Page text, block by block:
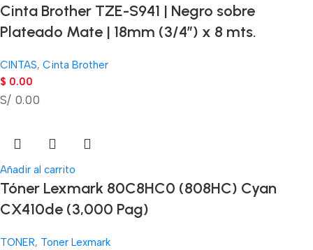
Cinta Brother TZE-S941 | Negro sobre
Plateado Mate | 18mm (3/4″) x 8 mts.
CINTAS, Cinta Brother
$ 0.00
S/ 0.00
Añadir al carrito
Tóner Lexmark 80C8HC0 (808HC) Cyan
CX410de (3,000 Pag)
TONER, Toner Lexmark